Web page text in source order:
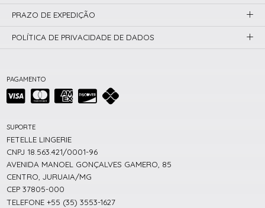
PAGAMENTO
SUPORTE
FETELLE LINGERIE
CNPJ 18.563.421/0001-96
AVENIDA MANOEL GONÇALVES GAMERO, 85
CENTRO, JURUAIA/MG
CEP 37805-000
TELEFONE +55 (35) 3553-1627
PRAZO DE EXPEDIÇÃO
POLÍTICA DE PRIVACIDADE DE DADOS